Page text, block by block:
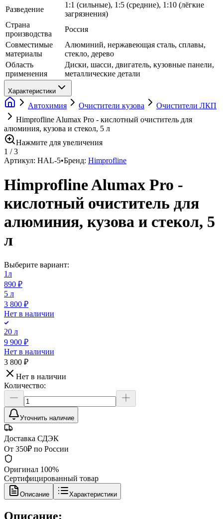
Разведение
1:1 (сильные), 1:5 (средние), 1:10 (лёгкие
загрязнения)
Страна
производства
Россия
Совместимые
материалы
Алюминий, нержавеющая сталь, сплавы,
стекло, дерево
Область
применения
Диски, шасси, двигатель, кузовные панели,
металлические детали
Характеристики
Автохимия Очистители кузова
Очистители ЛКП
Himprofline Alumax Pro - кислотный очиститель для
алюминия, кузова и стекол, 5 л
Нажмите для увеличения
1 /3
Артикул: HAL-5•Бренд: Himprofline
Himprofline Alumax Pro -
кислотный очиститель для
алюминия, кузова и стекол, 5
л
Выберите вариант:
1л
890 ₽
5 л
3 800 ₽
Нет в наличии
20 л
9 900 ₽
Нет в наличии
3 800 ₽
Нет в наличии
Количество:
Уточнить наличие
Доставка СДЭК
От 350₽ по России
Оригинал 100%
Сертифицированный товар
Описание Характеристики
Описание: